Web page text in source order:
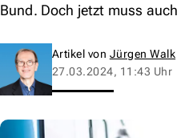
Bund. Doch jetzt muss
Artikel von Jürgen Walk
27.03.2024, 11:43 Uhr